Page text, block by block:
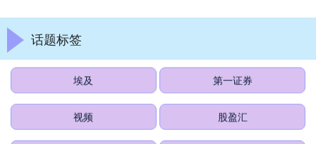
话题标签
埃及 第一证券
视频 股盈汇